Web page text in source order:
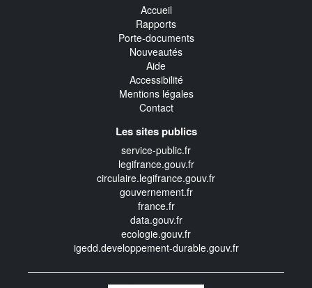
Accueil
Rapports
Porte-documents
Nouveautés
Aide
Accessibilité
Mentions légales
Contact
Les sites publics
service-public.fr
legifrance.gouv.fr
circulaire.legifrance.gouv.fr
gouvernement.fr
france.fr
data.gouv.fr
ecologie.gouv.fr
igedd.developpement-durable.gouv.fr